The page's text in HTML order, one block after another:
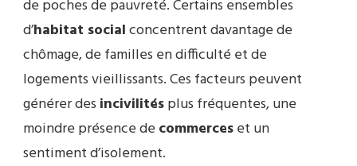
de poches de pauvreté. Certains ensembles
d’habitat socialconcentrent davantage de
chômage, de familles en difficulté et de
logements vieillissants. Ces facteurs peuvent
générer des incivilitésplus fréquentes, une
moindre présence de commerceset un
sentiment d’isolement.